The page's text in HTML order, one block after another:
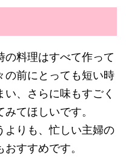
の料理はすべて作って
の前にとっても短い時
、さらに味もすごく
てほしいです。
よりも、忙しい主婦の
すすめです。